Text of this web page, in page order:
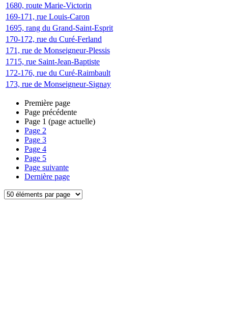
1680, route Marie-Victorin
169-171, rue Louis-Caron
1695, rang du Grand-Saint-Esprit
170-172, rue du Curé-Ferland
171, rue de Monseigneur-Plessis
1715, rue Saint-Jean-Baptiste
172-176, rue du Curé-Raimbault
173, rue de Monseigneur-Signay
Première page
Page précédente
Page 1 (page actuelle)
Page 2
Page 3
Page 4
Page 5
Page suivante
Dernière page